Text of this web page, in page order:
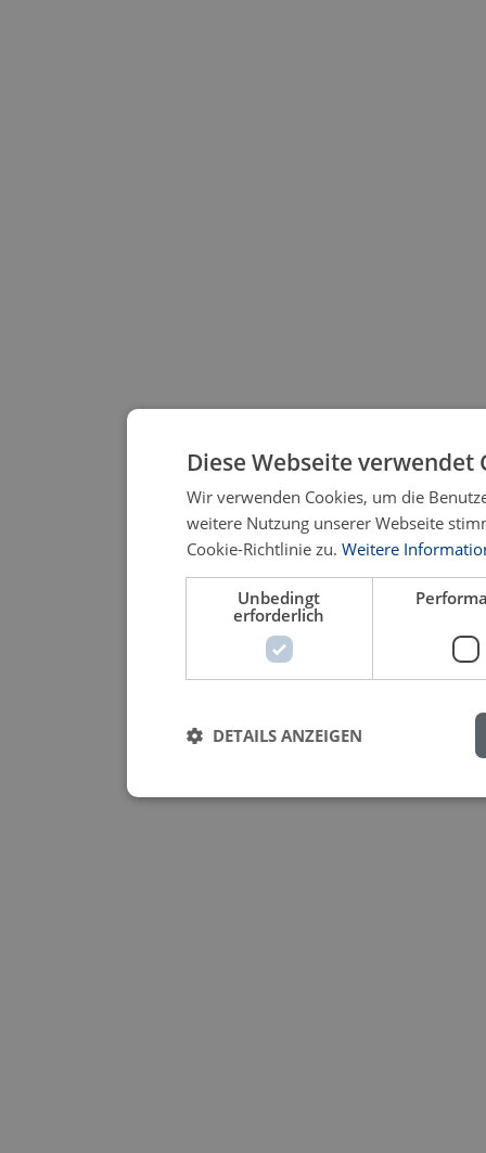
Diese Webseite verwendet
Wir verwenden Cookies, um die
weitere Nutzung unserer Webseite
Cookie-Richtlinie zu. Weitere
Unbedingt
erforderlich
DETAILS ANZEIGEN